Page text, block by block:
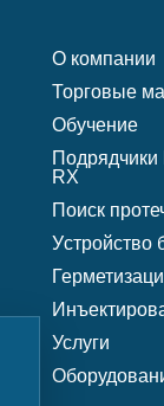
О компании
Торговые
Обучение
RX
Поиск
Уcтройство
Услуги